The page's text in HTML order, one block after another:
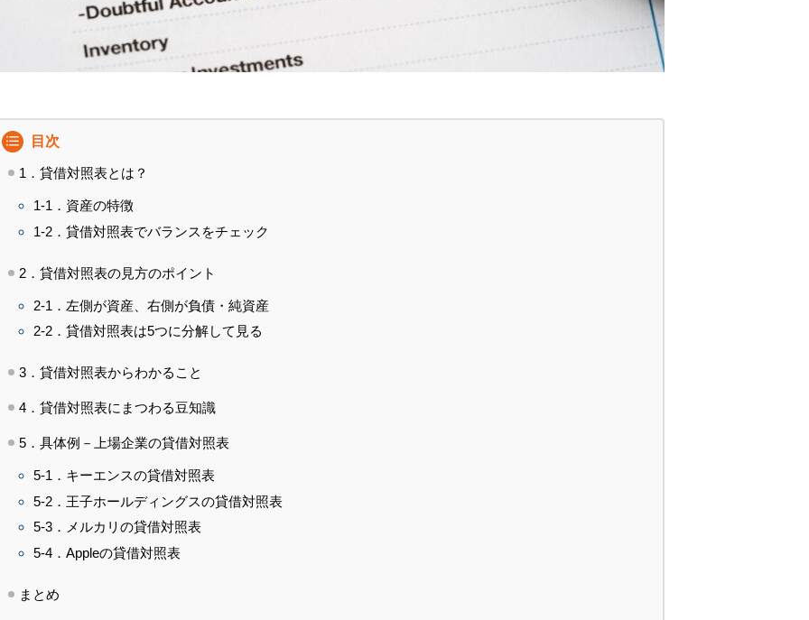
目次
1．貸借対照表とは？
1-1．資産の特徴
1-2．貸借対照表でバランスをチェック
2．貸借対照表の見方のポイント
2-1．左側が資産、右側が負債・純資産
2-2．貸借対照表は5つに分解して見る
3．貸借対照表からわかること
4．貸借対照表にまつわる豆知識
5．具体例－上場企業の貸借対照表
5-1．キーエンスの貸借対照表
5-2．王子ホールディングスの貸借対照表
5-3．メルカリの貸借対照表
5-4．Appleの貸借対照表
まとめ